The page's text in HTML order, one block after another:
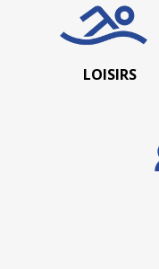
LOISIRS